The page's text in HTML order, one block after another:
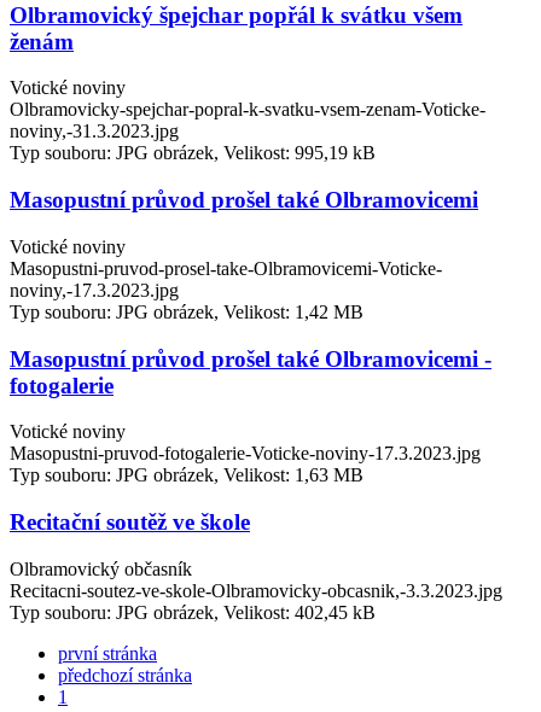
Olbramovický špejchar popřál k svátku všem
ženám
Votické noviny
Olbramovicky-spejchar-popral-k-svatku-vsem-zenam-Voticke-
noviny,-31.3.2023.jpg
Typ souboru: JPG obrázek, Velikost: 995,19 kB
Masopustní průvod prošel také Olbramovicemi
Votické noviny
Masopustni-pruvod-prosel-take-Olbramovicemi-Voticke-
noviny,-17.3.2023.jpg
Typ souboru: JPG obrázek, Velikost: 1,42 MB
Masopustní průvod prošel také Olbramovicemi -
fotogalerie
Votické noviny
Masopustni-pruvod-fotogalerie-Voticke-noviny-17.3.2023.jpg
Typ souboru: JPG obrázek, Velikost: 1,63 MB
Recitační soutěž ve škole
Olbramovický občasník
Recitacni-soutez-ve-skole-Olbramovicky-obcasnik,-3.3.2023.jpg
Typ souboru: JPG obrázek, Velikost: 402,45 kB
první stránka
předchozí stránka
1